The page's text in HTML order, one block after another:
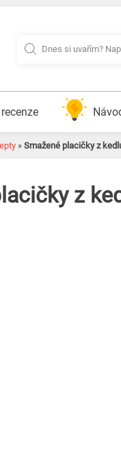
» Smažené placičky z
z